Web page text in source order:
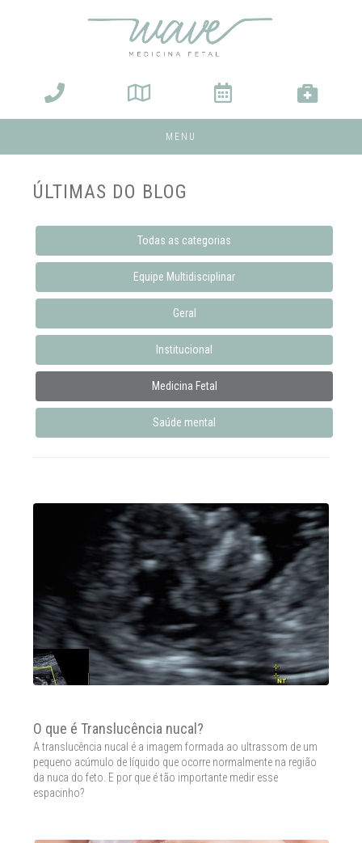
MENU
ÚLTIMAS DO BLOG
Todas as categorias
Equipe Multidisciplinar
Geral
Institucional
Medicina Fetal
Saúde mental
O que é Translucência nucal?
A translucência nucal é a imagem formada ao ultrassom de um
pequeno acúmulo de líquido que ocorre normalmente na região
da nuca do feto. E por que é tão importante medir esse
espacinho?